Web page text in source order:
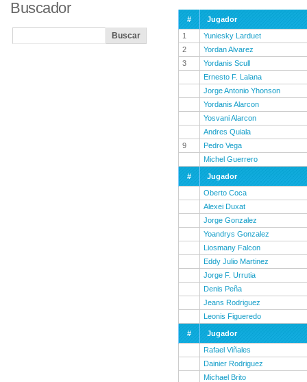
#
Jugador
1
Yuniesky Larduet
2
Yordan Alvarez
3
Yordanis Scull
Ernesto F. Lalana
Jorge Antonio Yhonson
Yordanis Alarcon
Yosvani Alarcon
Andres Quiala
9
Pedro Vega
Michel Guerrero
#
Jugador
Oberto Coca
Alexei Duxat
Jorge Gonzalez
Yoandrys Gonzalez
Liosmany Falcon
Eddy Julio Martinez
Jorge F. Urrutia
Denis Peña
Jeans Rodriguez
Leonis Figueredo
#
Jugador
Rafael Viñales
Dainier Rodriguez
Michael Brito
Buscador